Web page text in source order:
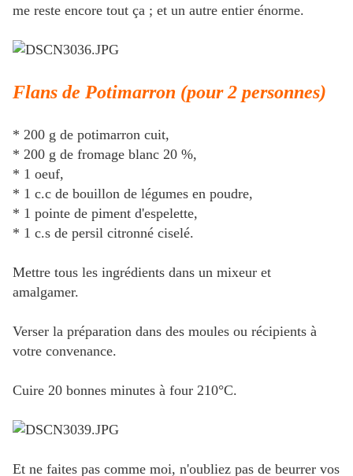
me reste encore tout ça ; et un autre entier énorme.
Flans de Potimarron (pour 2 personnes)
* 200 g de potimarron cuit,
* 200 g de fromage blanc 20 %,
* 1 oeuf,
* 1 c.c de bouillon de légumes en poudre,
* 1 pointe de piment d'espelette,
* 1 c.s de persil citronné ciselé.
Mettre tous les ingrédients dans un mixeur et
amalgamer.
Verser la préparation dans des moules ou récipients à
votre convenance.
Cuire 20 bonnes minutes à four 210°C.
Et ne faites pas comme moi, n'oubliez pas de beurrer vos